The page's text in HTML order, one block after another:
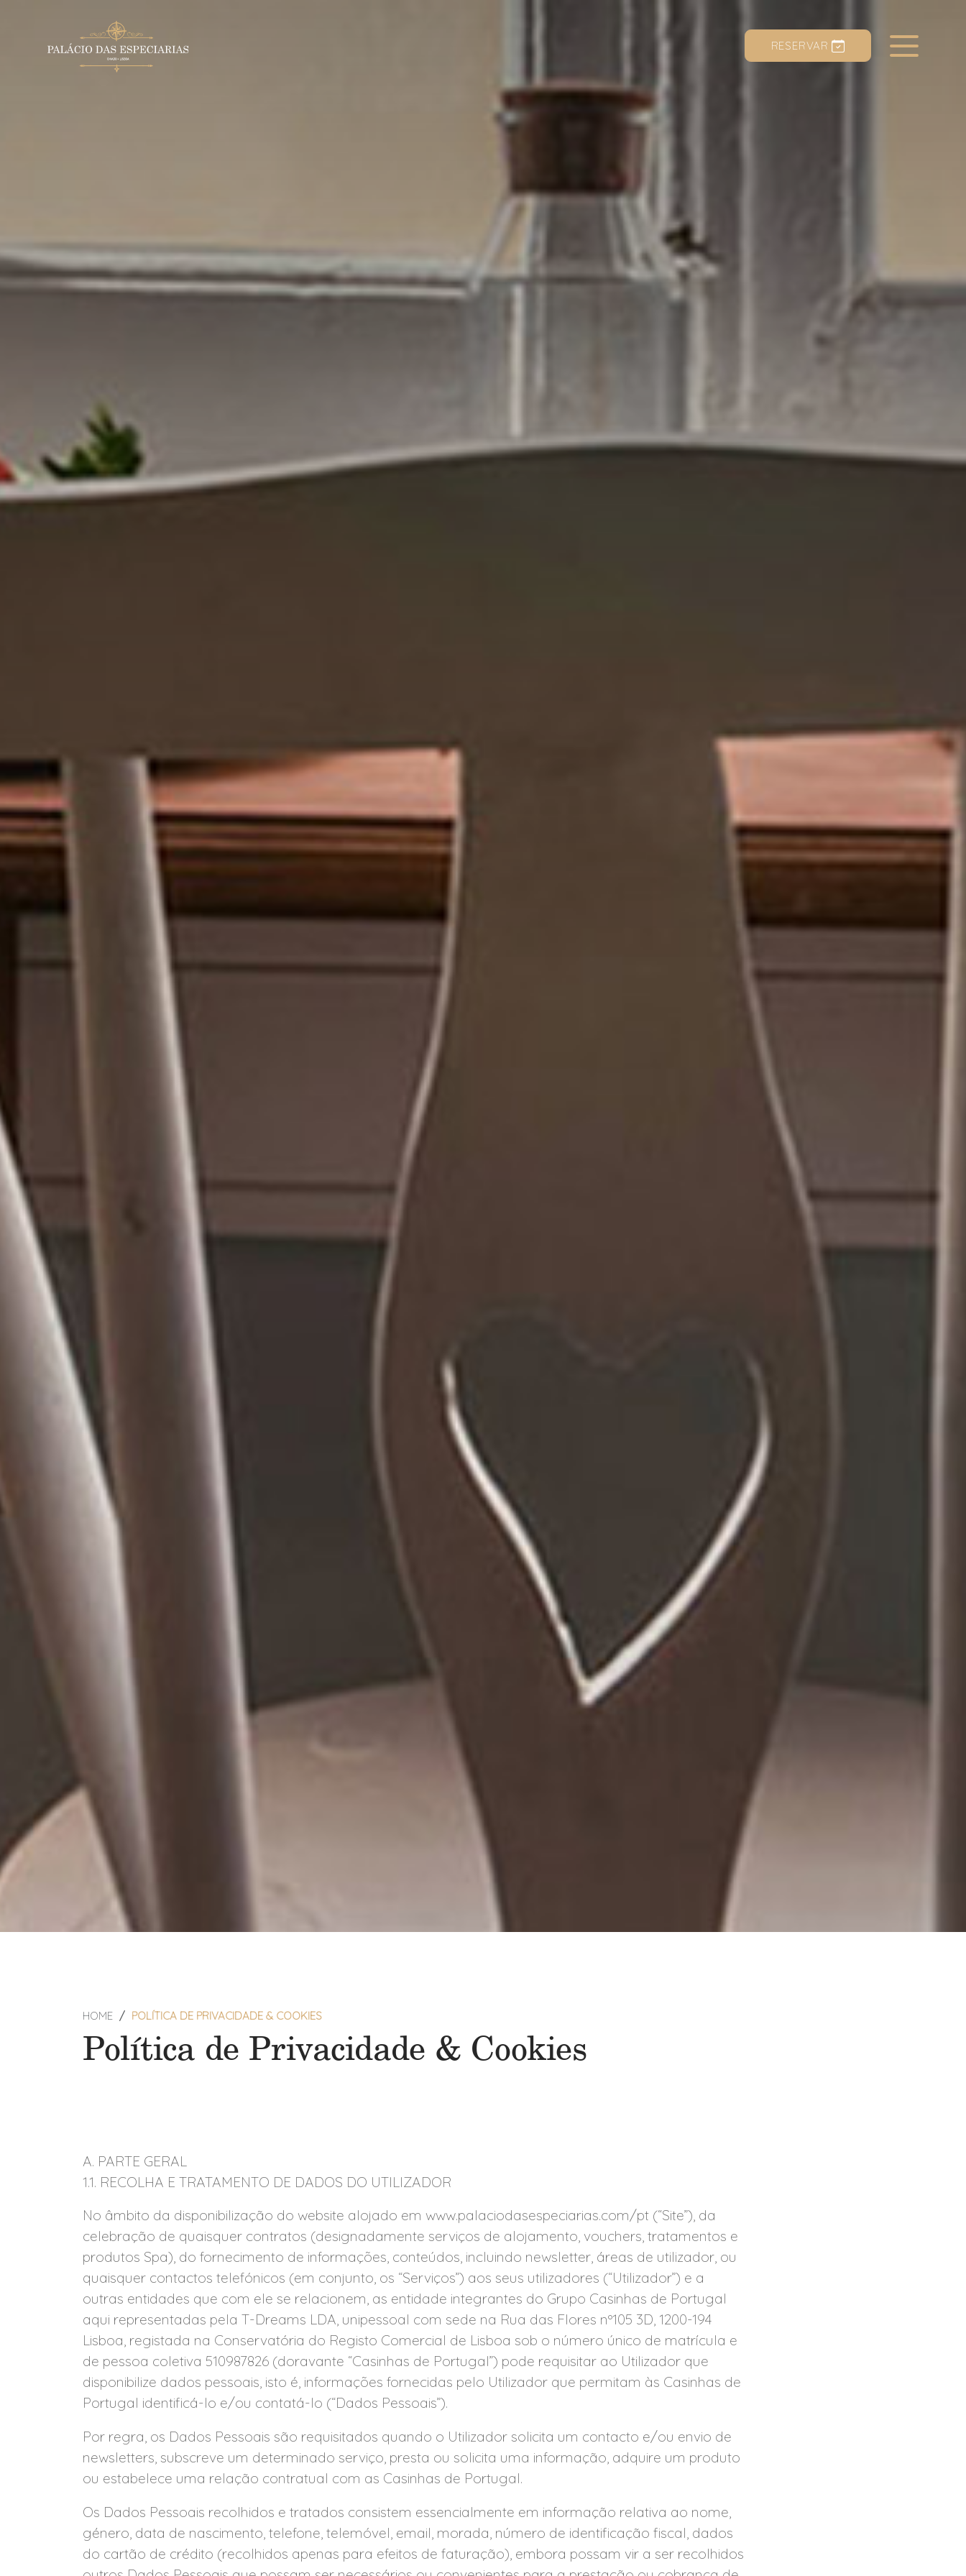
RESERVAR
HOME POLÍTICA DE PRIVACIDADE & COOKIES
Política de Privacidade & Cookies
A. PARTE GERAL
1.1. RECOLHA E TRATAMENTO DE DADOS DO UTILIZADOR
No âmbito da disponibilização do website alojado em www.palaciodasespeciarias.com/pt (“Site”), da
celebração de quaisquer contratos (designadamente serviços de alojamento, vouchers, tratamentos e
produtos Spa), do fornecimento de informações, conteúdos, incluindo newsletter, áreas de utilizador, ou
quaisquer contactos telefónicos (em conjunto, os “Serviços”) aos seus utilizadores (“Utilizador”) e a
outras entidades que com ele se relacionem, as entidade integrantes do Grupo Casinhas de Portugal
aqui representadas pela T-Dreams LDA, unipessoal com sede na Rua das Flores nº105 3D, 1200-194
Lisboa, registada na Conservatória do Registo Comercial de Lisboa sob o número único de matrícula e
de pessoa coletiva 510987826 (doravante “Casinhas de Portugal”) pode requisitar ao Utilizador que
disponibilize dados pessoais, isto é, informações fornecidas pelo Utilizador que permitam às Casinhas de
Portugal identificá-lo e/ou contatá-lo (“Dados Pessoais”).
Por regra, os Dados Pessoais são requisitados quando o Utilizador solicita um contacto e/ou envio de
newsletters, subscreve um determinado serviço, presta ou solicita uma informação, adquire um produto
ou estabelece uma relação contratual com as Casinhas de Portugal.
Os Dados Pessoais recolhidos e tratados consistem essencialmente em informação relativa ao nome,
género, data de nascimento, telefone, telemóvel, email, morada, número de identificação fiscal, dados
do cartão de crédito (recolhidos apenas para efeitos de faturação), embora possam vir a ser recolhidos